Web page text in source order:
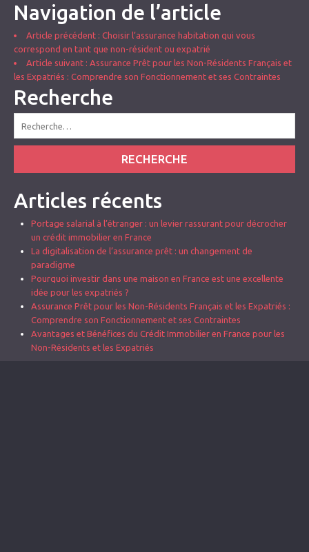
Navigation de l’article
Article précédent : Choisir l’assurance habitation qui vous
correspond en tant que non-résident ou expatrié
Article suivant : Assurance Prêt pour les Non-Résidents Français et
les Expatriés : Comprendre son Fonctionnement et ses Contraintes
Recherche
RECHERCHE
Articles récents
Portage salarial à l’étranger : un levier rassurant pour décrocher
un crédit immobilier en France
La digitalisation de l’assurance prêt : un changement de
paradigme
Pourquoi investir dans une maison en France est une excellente
idée pour les expatriés ?
Assurance Prêt pour les Non-Résidents Français et les Expatriés :
Comprendre son Fonctionnement et ses Contraintes
Avantages et Bénéfices du Crédit Immobilier en France pour les
Non-Résidents et les Expatriés